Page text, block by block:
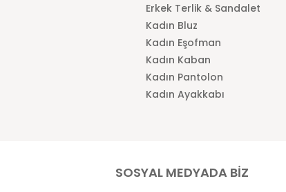
Erkek Terlik & Sandalet
Kadın Bluz
Kadın Eşofman
Kadın Kaban
Kadın Pantolon
Kadın Ayakkabı
SOSYAL MEDYADA BİZ